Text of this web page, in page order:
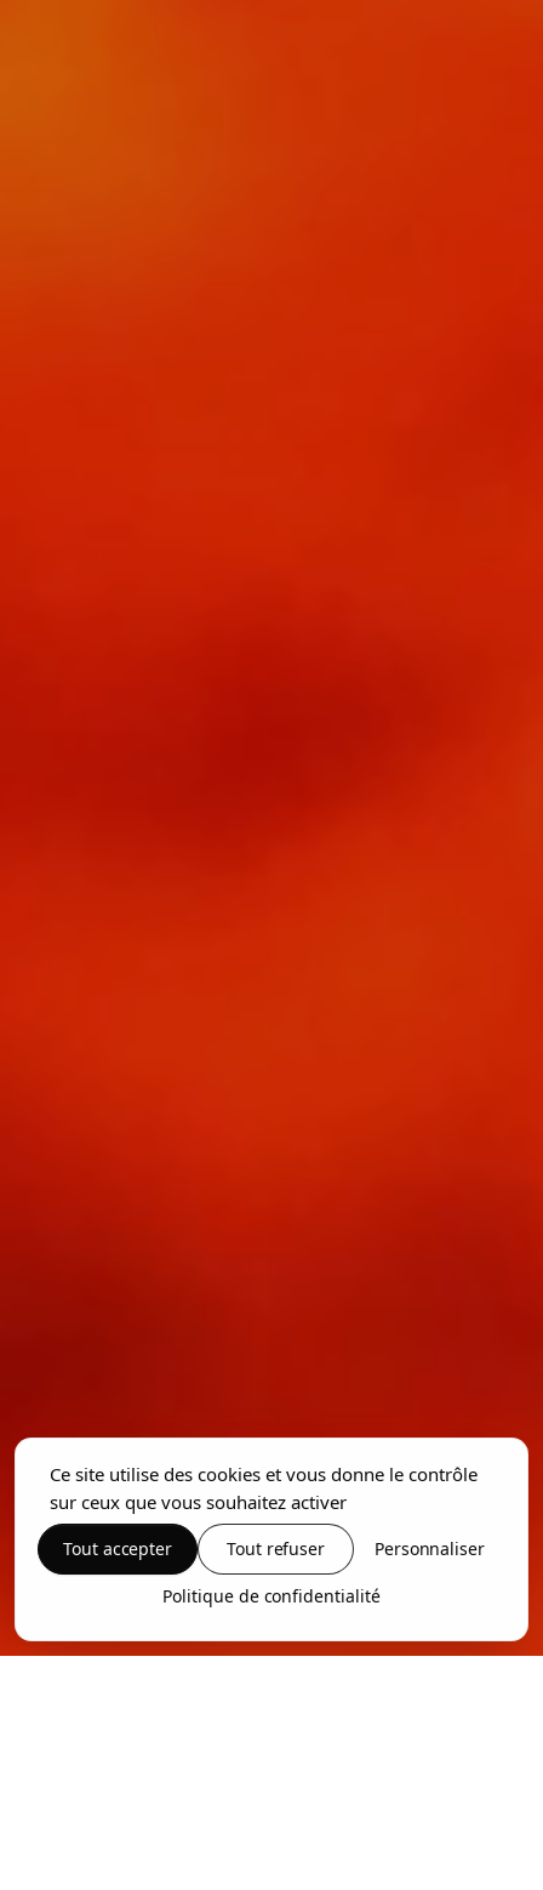
Ce site utilise des cookies et vous donne le contrôle
sur ceux que vous souhaitez activer
Tout accepter Tout refuser Personnaliser
Politique de confidentialité